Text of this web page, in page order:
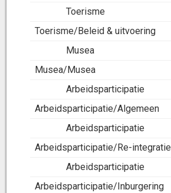
Toerisme
Toerisme/Beleid & uitvoering
Musea
Musea/Musea
Arbeidsparticipatie
Arbeidsparticipatie/Algemeen
Arbeidsparticipatie
Arbeidsparticipatie/Re-integratie
Arbeidsparticipatie
Arbeidsparticipatie/Inburgering